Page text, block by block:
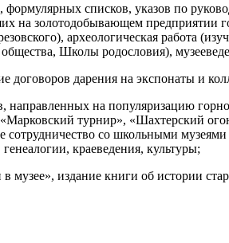
списков, указов по
на золотодобывающем предприятии
археологическая работа
общества, Школы родословия),
договоров дарения на экспонаты и
направленных на популяризацию
турнир», «Шахтерский
со школьными
краеведения, культуры;
издание книги об истории